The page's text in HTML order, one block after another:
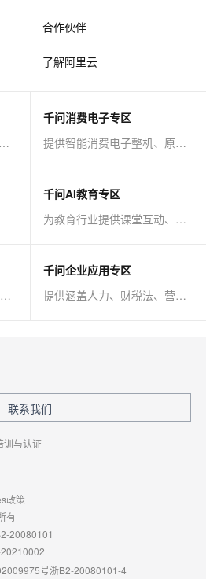
合作伙伴
了解阿里云
API、SaaS、服务类近万款商品免费试！
千问消费电子专区
提供智能消费电子整机、原子能力等AI方案
千问AI教育专区
为教育行业提供课堂互动、课程制作等AI方案
提供MCP、AI应用等一站式AI解决方案
千问企业应用专区
提供涵盖人力、财税法、营销、客服等AI方案
联系我们
训与认证
政策
有
20080101
号浙B2-20080101-4